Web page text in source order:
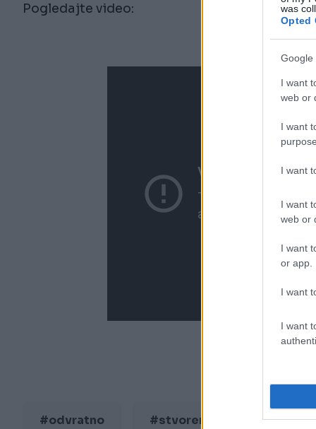
was
Opted
Google
I want
web or
I want
I want
I want
web or
I want
or app.
I want
I want
Pogledajte video:
#odvratno #stvorenje